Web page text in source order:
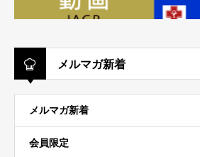
メルマガ新着
メルマガ新着
会員限定